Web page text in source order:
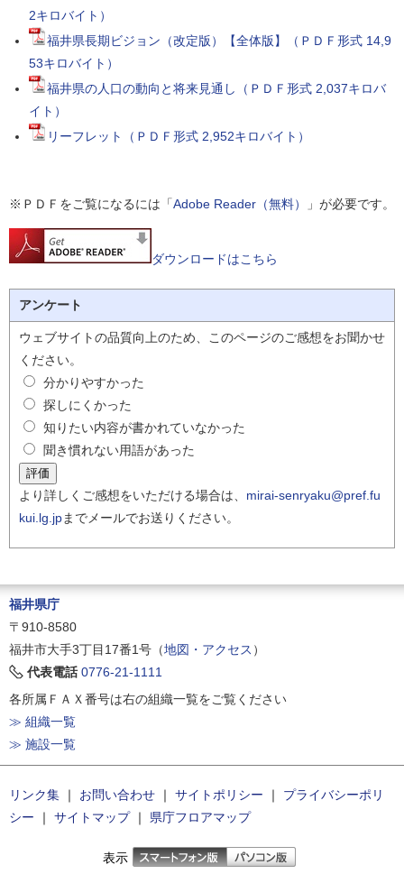
2キロバイト）
福井県長期ビジョン（改定版）【全体版】（ＰＤＦ形式 14,9
53キロバイト）
福井県の人口の動向と将来見通し（ＰＤＦ形式 2,037キロバ
イト）
リーフレット（ＰＤＦ形式 2,952キロバイト）
※ＰＤＦをご覧になるには「Adobe Reader（無料） 」が必要です。
ダウンロードはこちら
アンケート
ウェブサイトの品質向上のため、このページのご感想をお聞かせ
ください。
分かりやすかった
探しにくかった
知りたい内容が書かれていなかった
聞き慣れない用語があった
より詳しくご感想をいただける場合は、 mirai-senryaku@pref.fu
kui.lg.jpまでメールでお送りください。
福井県庁
〒910-8580
福井市大手3丁目17番1号（地図・アクセス ）
代表電話 0776-21-1111
各所属ＦＡＸ番号は右の組織一覧をご覧ください
≫ 組織一覧
≫ 施設一覧
リンク集 ｜ お問い合わせ ｜ サイトポリシー ｜
プライバシーポリ
シー ｜ サイトマップ｜ 県庁フロアマップ
表示